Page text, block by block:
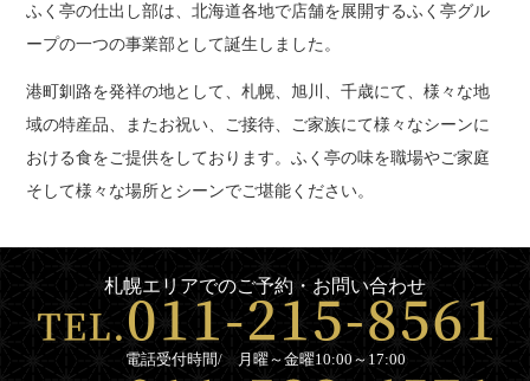
ふく亭の仕出し部は、北海道各地で店舗を展開するふく亭グル
ープの一つの事業部として誕生しました。
港町釧路を発祥の地として、札幌、旭川、千歳にて、様々な地
域の特産品、またお祝い、ご接待、ご家族にて様々なシーンに
おける食をご提供をしております。ふく亭の味を職場やご家庭
そして様々な場所とシーンでご堪能ください。
札幌エリアでのご予約・お問い合わせ
電話受付時間/ 月曜～金曜10:00～17:00